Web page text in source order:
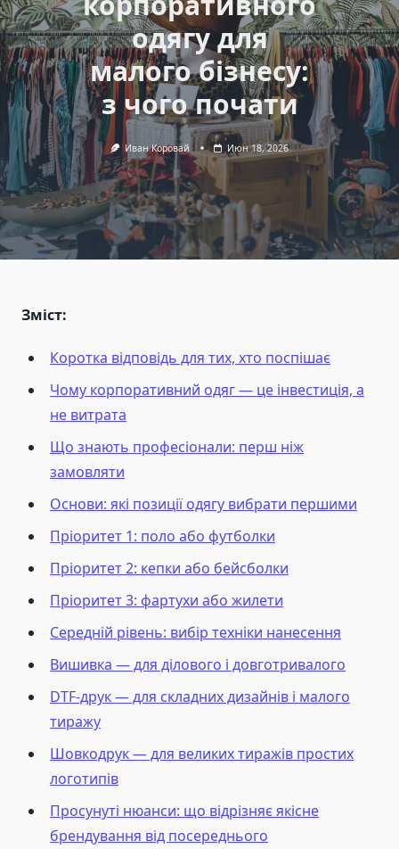
одягу для
малого бізнесу:
з чого почати
Иван Коровай Июн 18, 2026
Зміст:
Коротка відповідь для тих, хто поспішає
Чому корпоративний одяг — це інвестиція, а
не витрата
Що знають професіонали: перш ніж
замовляти
Основи: які позиції одягу вибрати першими
Пріоритет 1: поло або футболки
Пріоритет 2: кепки або бейсболки
Пріоритет 3: фартухи або жилети
Середній рівень: вибір техніки нанесення
Вишивка — для ділового і довготривалого
DTF-друк — для складних дизайнів і малого
тиражу
Шовкодрук — для великих тиражів простих
логотипів
Просунуті нюанси: що відрізняє якісне
брендування від посереднього